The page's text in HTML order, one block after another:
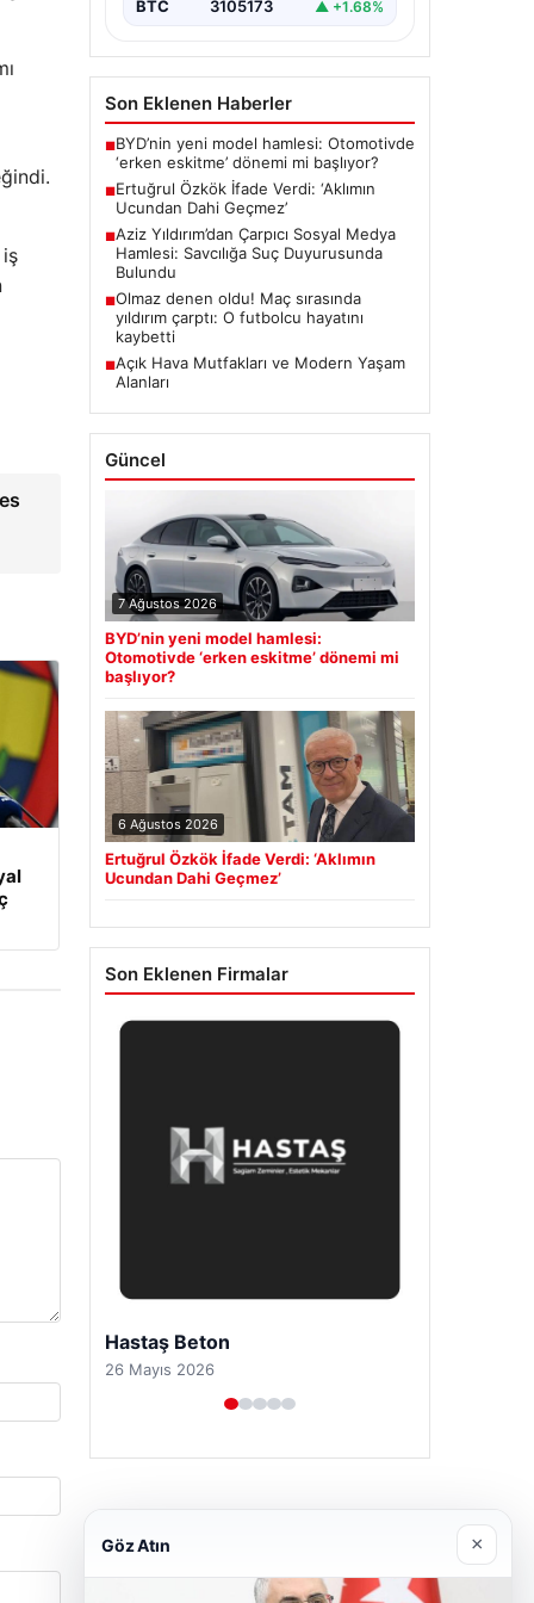
BTC 3105173 ▲ +1.68%
Son Eklenen Haberler
■BYD’nin yeni model hamlesi: Otomotivde
‘erken eskitme’ dönemi mi başlıyor?
■Ertuğrul Özkök İfade Verdi: ‘Aklımın
Ucundan Dahi Geçmez’
■Aziz Yıldırım’dan Çarpıcı Sosyal Medya
Hamlesi: Savcılığa Suç Duyurusunda
Bulundu
■Olmaz denen oldu! Maç sırasında
yıldırım çarptı: O futbolcu hayatını
kaybetti
■Açık Hava Mutfakları ve Modern Yaşam
Alanları
Güncel
7 Ağustos 2026
BYD’nin yeni model hamlesi:
Otomotivde ‘erken eskitme’ dönemi mi
başlıyor?
6 Ağustos 2026
Ertuğrul Özkök İfade Verdi: ‘Aklımın
Ucundan Dahi Geçmez’
Son Eklenen Firmalar
Prenses Night Club
29 Nisan 2026
Göz Atın ×